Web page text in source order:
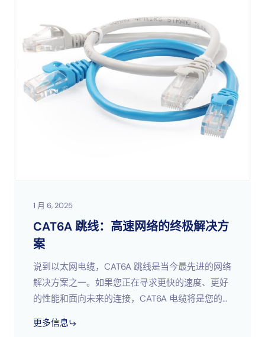
1 月 6, 2025
CAT6A 跳线：高速网络的终极解决方
案
说到以太网电缆，CAT6A 跳线是当今最先进的网络
解决方案之一。如果您正在寻求更快的速度、更好
的性能和面向未来的连接，CAT6A 电缆将是您的不
还是升级企业网络的 IT 经理，或者您是在网络连接
更多信息